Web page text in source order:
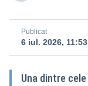
Publicat
6 iul. 2026, 11:53
Una dintre